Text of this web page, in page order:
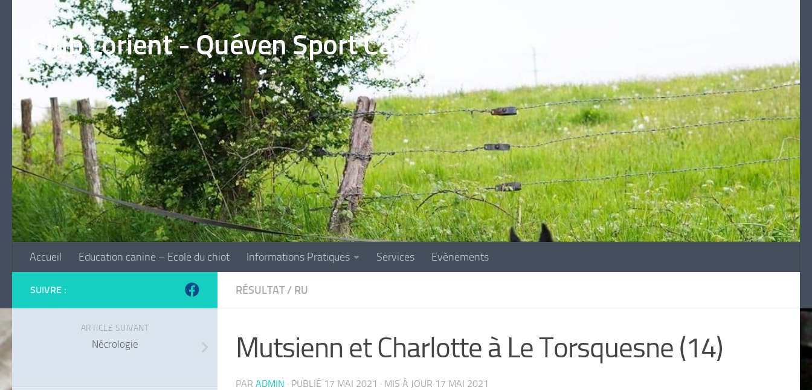
Skip to content
Club Lorient - Quéven Sport Canin
Accueil Education canine – Ecole du chiot Informations Pratiques Services Evènements
RÉSULTAT / RU
Mutsienn et Charlotte à Le Torsquesne (14)
PAR ADMIN · PUBLIÉ 17 MAI 2021 · MIS À JOUR 17 MAI 2021
SUIVRE :
ARTICLE SUIVANT
Nécrologie